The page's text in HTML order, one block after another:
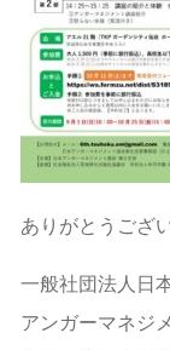
ありがとうござ
一般社団法人日
アンガーマネジ